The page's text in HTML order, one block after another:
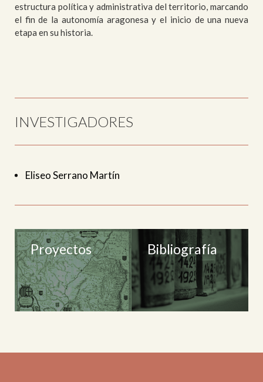
estructura política y administrativa del territorio, marcando
el fin de la autonomía aragonesa y el inicio de una nueva
etapa en su historia.
INVESTIGADORES
Eliseo Serrano Martín
Proyectos Bibliografía